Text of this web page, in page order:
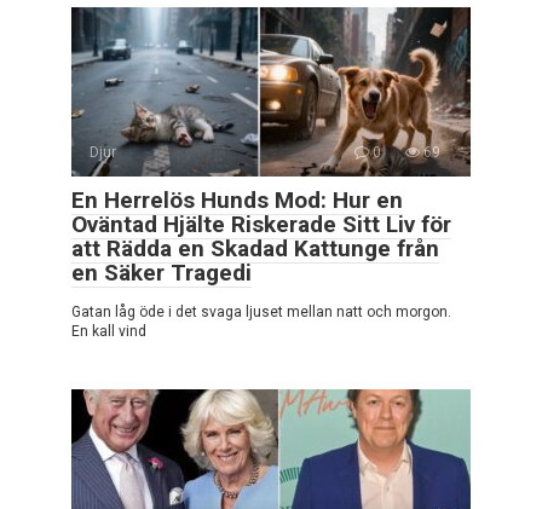
Djur 0 69
En Herrelös Hunds Mod: Hur en
Oväntad Hjälte Riskerade Sitt Liv för
att Rädda en Skadad Kattunge från
en Säker Tragedi
Gatan låg öde i det svaga ljuset mellan natt och morgon.
En kall vind